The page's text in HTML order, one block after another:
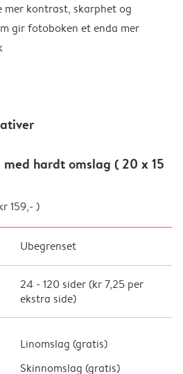
mer kontrast, skarphet og
gir fotoboken et enda mer
hardt omslag ( 20 x 15
159,- )
Ubegrenset
24 - 120 sider (kr 7,25 per
ekstra side)
Linomslag (gratis)
Skinnomslag (gratis)